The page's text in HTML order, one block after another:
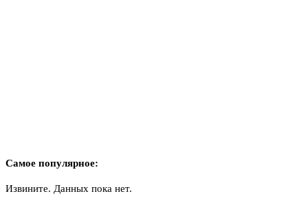
Самое популярное:
Извините. Данных пока нет.